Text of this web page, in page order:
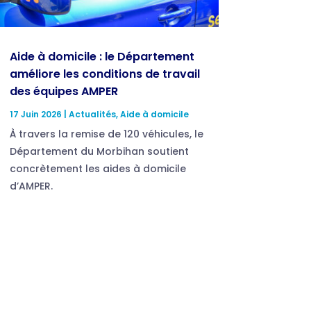
Aide à domicile : le Département
améliore les conditions de travail
des équipes AMPER
17 Juin 2026 Actualités,Aide à domicile
À travers la remise de 120 véhicules, le
Département du Morbihan soutient
concrètement les aides à domicile
d’AMPER.